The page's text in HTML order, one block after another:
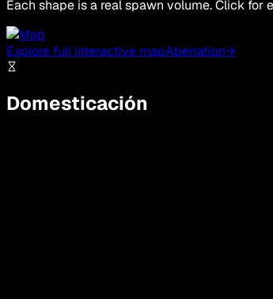
Each shape is a real spawn volume. Click for
Explore full interactive mapAberration→
Domesticación